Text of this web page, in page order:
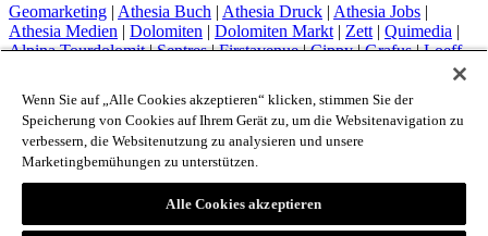
Geomarketing | Athesia Buch | Athesia Druck | Athesia Jobs |
Athesia Medien | Dolomiten | Dolomiten Markt | Zett | Quimedia |
Alpina Tourdolomit|Sentres|Firstavenue|Cippy|Grafus|Loeff
Schnals|Sport Media Südtirol
Impressum
Privacy Policy
Cookie Policy
Wenn Sie auf „Alle Cookies akzeptieren“ klicken, stimmen Sie der
Speicherung von Cookies auf Ihrem Gerät zu, um die Websitenavigation zu
verbessern, die Websitenutzung zu analysieren und unsere
Marketingbemühungen zu unterstützen.
Alle Cookies akzeptieren